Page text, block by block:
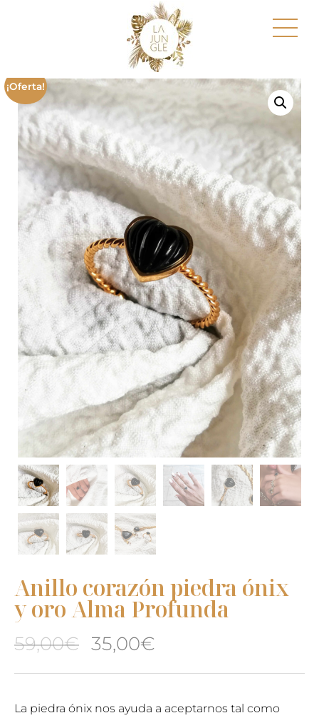
¡Oferta!
Anillo corazón piedra ónix
y oro Alma Profunda
59,00€ El
precio
original
35,00€
precio
actual
La piedra ónix nos ayuda a aceptarnos tal como